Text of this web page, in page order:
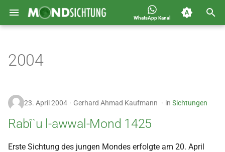
WhatsApp Kanal
e
w
Deutschland 1400-1449 n.H.
Carousel
Islam
Mondsichtung
2004
23. April 2004 Gerhard Ahmad Kaufmann in Sichtungen
Rabî`u l-awwal-Mond 1425
Erste Sichtung des jungen Mondes erfolgte am 20. April